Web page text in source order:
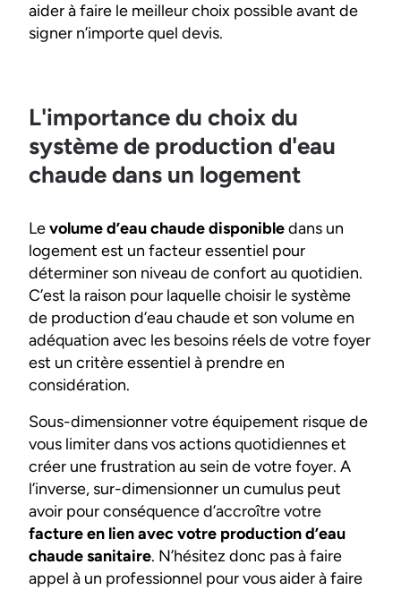
aider à faire le meilleur choix possible avant de
signer n’importe quel devis.
L'importance du choix du
système de production d'eau
chaude dans un logement
Levolume d’eau chaude disponibledans un
logement est un facteur essentiel pour
déterminer son niveau de confort au quotidien.
C’est la raison pour laquelle choisir le système
de production d’eau chaude et son volume en
adéquation avec les besoins réels de votre foyer
est un critère essentiel à prendre en
considération.
Sous-dimensionner votre équipement risque de
vous limiter dans vos actions quotidiennes et
créer une frustration au sein de votre foyer. A
l’inverse, sur-dimensionner un cumulus peut
avoir pour conséquence d’accroître votre
facture en lien avec votre production d’eau
chaude sanitaire. N’hésitez donc pas à faire
appel à un professionnel pour vous aider à faire